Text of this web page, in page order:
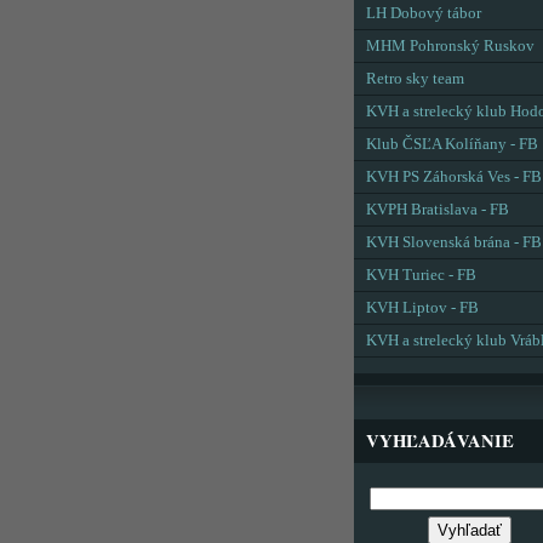
LH Dobový tábor
MHM Pohronský Ruskov
Retro sky team
KVH a strelecký klub
Klub ČSĽA Kolíňany - FB
KVH PS Záhorská Ves - FB
KVPH Bratislava - FB
KVH Slovenská brána - FB
KVH Turiec - FB
KVH Liptov - FB
KVH a strelecký klub
VYHĽADÁVANIE